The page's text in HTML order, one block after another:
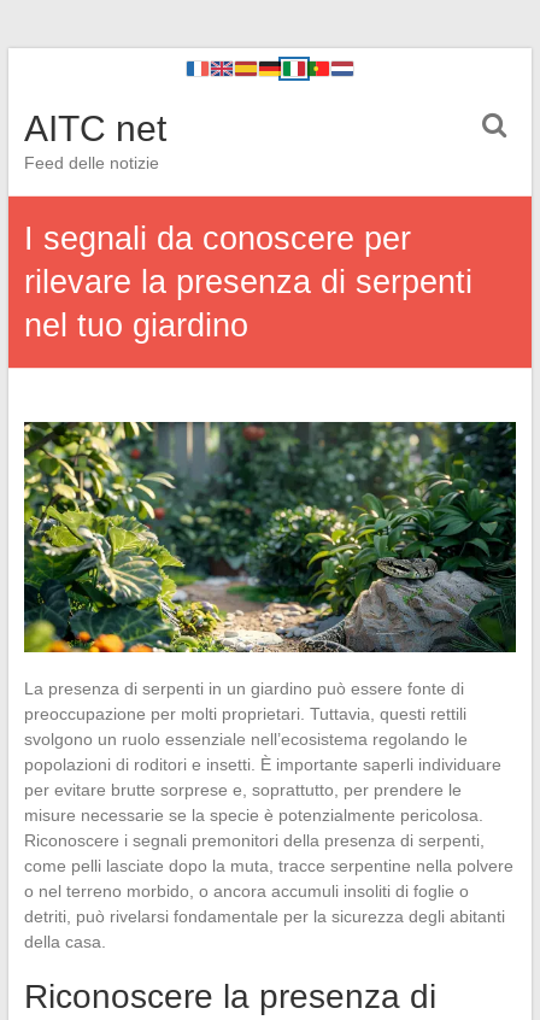
AITC net
Feed delle notizie
I segnali da conoscere per
rilevare la presenza di serpenti
nel tuo giardino
La presenza di serpenti in un giardino può essere fonte di
preoccupazione per molti proprietari. Tuttavia, questi rettili
svolgono un ruolo essenziale nell’ecosistema regolando le
popolazioni di roditori e insetti. È importante saperli individuare
per evitare brutte sorprese e, soprattutto, per prendere le
misure necessarie se la specie è potenzialmente pericolosa.
Riconoscere i segnali premonitori della presenza di serpenti,
come pelli lasciate dopo la muta, tracce serpentine nella polvere
o nel terreno morbido, o ancora accumuli insoliti di foglie o
detriti, può rivelarsi fondamentale per la sicurezza degli abitanti
della casa.
Riconoscere la presenza di